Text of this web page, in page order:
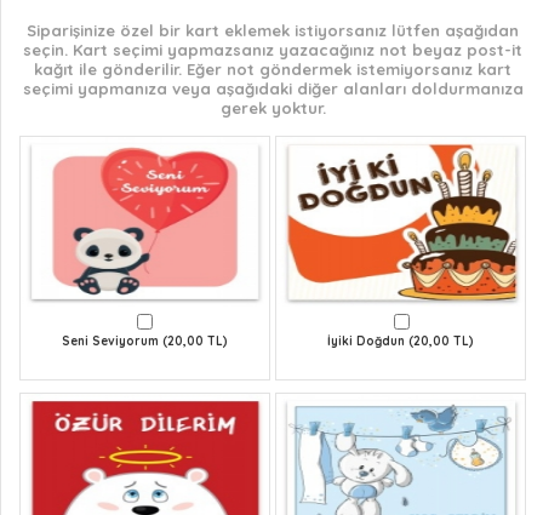
Siparişinize özel bir kart eklemek istiyorsanız lütfen aşağıdan
seçin. Kart seçimi yapmazsanız yazacağınız not beyaz post-it
kağıt ile gönderilir. Eğer not göndermek istemiyorsanız kart
seçimi yapmanıza veya aşağıdaki diğer alanları doldurmanıza
gerek yoktur.
Seni Seviyorum (20,00 TL) İyiki Doğdun (20,00 TL)